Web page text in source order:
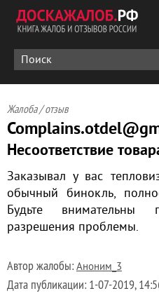
Жалоба / отзыв
Несоответствие
Заказывал у вас
обычный бинокль,
Будьте внимательны
разрешения проблемы.
Автор жалобы: Аноним_3
Дата публикации: 1-07-2019,